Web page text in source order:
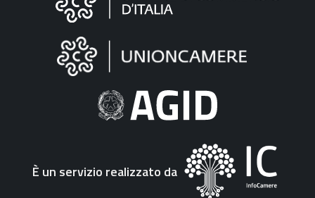
"Fattura
Elettronica"
È un servizio realizzato da